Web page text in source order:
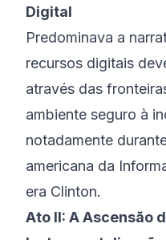
Digital
Predominava a
recursos digitais
através das
ambiente seguro à
notadamente
americana da
era Clinton.
Ato II: A Ascensão